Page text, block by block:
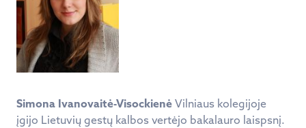
Simona Ivanovaitė-Visockienė Vilniaus kolegijoje
įgijo Lietuvių gestų kalbos vertėjo bakalauro laispsnį.